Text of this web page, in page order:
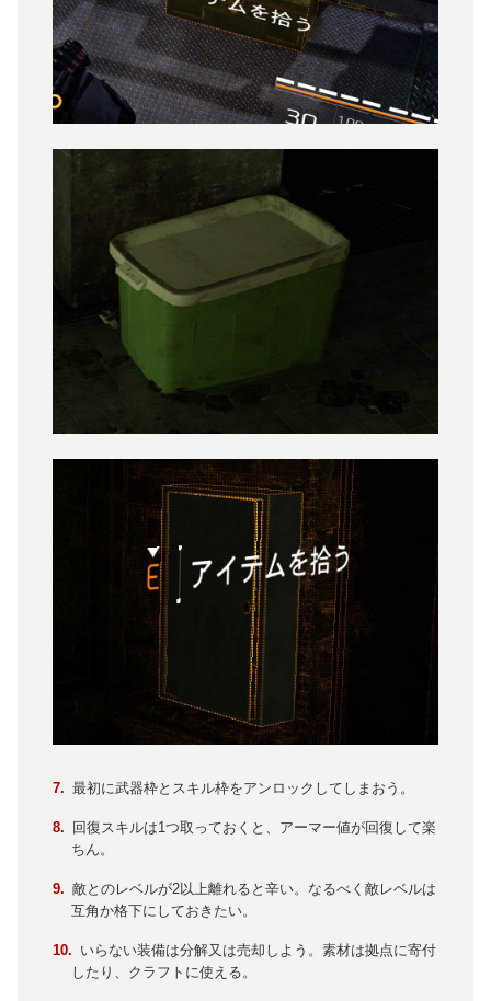
最初に武器枠とスキル枠をアンロックしてしまおう。
回復スキルは1つ取っておくと、アーマー値が回復して楽
ちん。
敵とのレベルが2以上離れると辛い。なるべく敵レベルは
互角か格下にしておきたい。
いらない装備は分解又は売却しよう。素材は拠点に寄付
したり、クラフトに使える。